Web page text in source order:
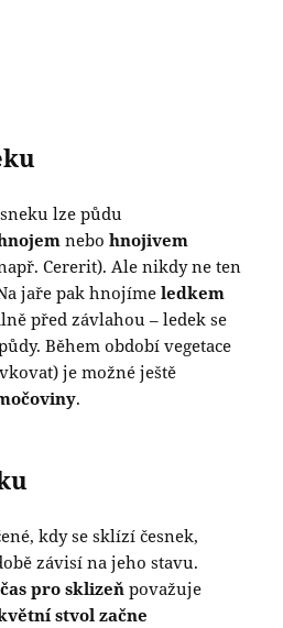
lze půdu
nebohnojivem
Cererit). Ale nikdy ne ten
jaře pak hnojímeledkem
před závlahou – ledek se
Během období vegetace
je možné ještě
.
kdy se sklízí česnek,
závisí na jeho stavu.
pro sklizeň považuje
stvol začne